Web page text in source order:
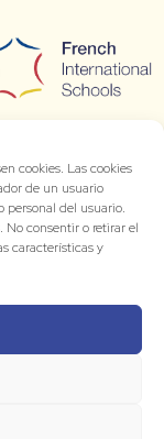
cookies. Las cookies
de un usuario
del usuario.
No consentir o retirar el
características y